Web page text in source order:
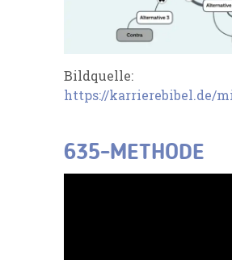
Bildquelle:
https://karrierebibel.de/
635-METHODE